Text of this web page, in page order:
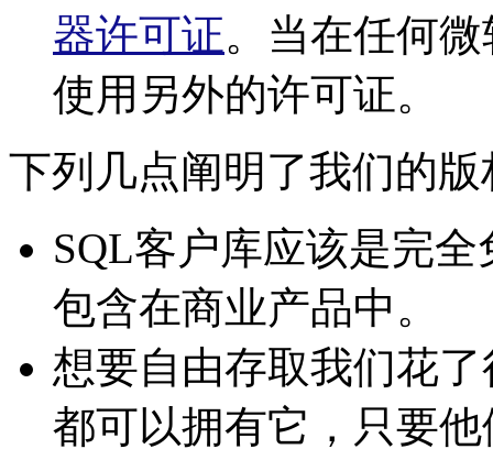
器许可证。当在任何
使用另外的许可证。
下列几点阐明了我们的
SQL客户库应该是完
包含在商业产品中。
想要自由存取我们花
都可以拥有它，只要